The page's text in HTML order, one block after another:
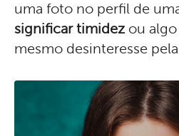
uma foto no perfil de
significar timidez ou
mesmo desinteresse